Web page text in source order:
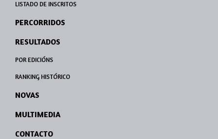
LISTADO DE INSCRITOS
PERCORRIDOS
RESULTADOS
POR EDICIÓNS
RANKING HISTÓRICO
NOVAS
MULTIMEDIA
CONTACTO